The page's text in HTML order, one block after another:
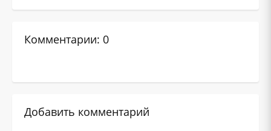
Комментарии: 0
Добавить комментарий